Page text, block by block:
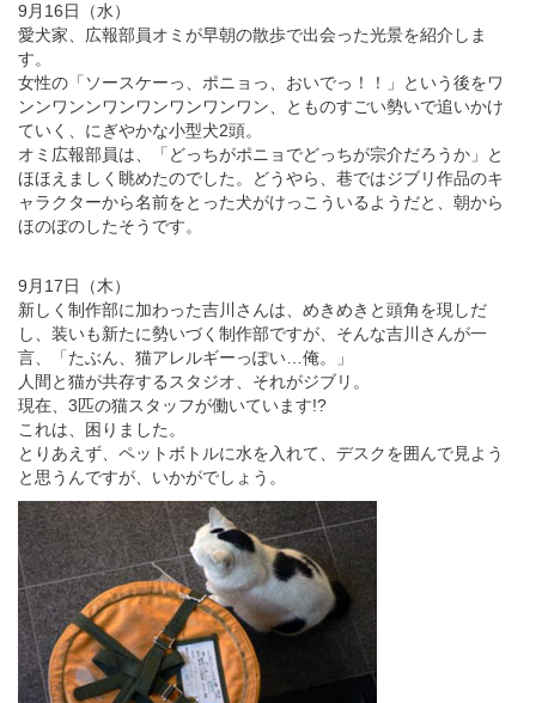
9月16日（水）
愛犬家、広報部員オミが早朝の散歩で出会った光景を紹介しま
す。
女性の「ソースケーっ、ポニョっ、おいでっ！！」という後をワ
ンンワンンワンワンワンワンワン、とものすごい勢いで追いかけ
ていく、にぎやかな小型犬2頭。
オミ広報部員は、「どっちがポニョでどっちが宗介だろうか」と
ほほえましく眺めたのでした。どうやら、巷ではジブリ作品のキ
ャラクターから名前をとった犬がけっこういるようだと、朝から
ほのぼのしたそうです。
9月17日（木）
新しく制作部に加わった吉川さんは、めきめきと頭角を現しだ
し、装いも新たに勢いづく制作部ですが、そんな吉川さんが一
言、「たぶん、猫アレルギーっぽい…俺。」
人間と猫が共存するスタジオ、それがジブリ。
現在、3匹の猫スタッフが働いています!?
これは、困りました。
とりあえず、ペットボトルに水を入れて、デスクを囲んで見よう
と思うんですが、いかがでしょう。